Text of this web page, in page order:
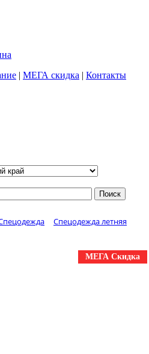
| МЕГА скидка | Контакты
Спецодежда летняя
МЕГА Скидка